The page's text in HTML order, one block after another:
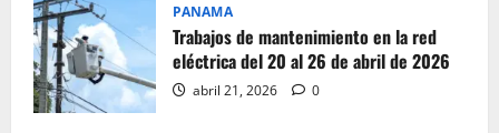
PANAMA
Trabajos de mantenimiento en la red
eléctrica del 20 al 26 de abril de 2026
abril 21, 2026 0